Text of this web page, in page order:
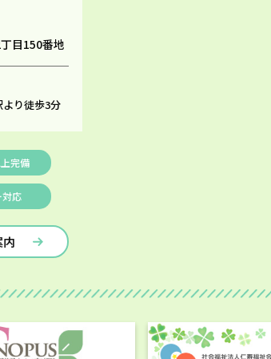
目150番地
り徒歩3分
完備
対応